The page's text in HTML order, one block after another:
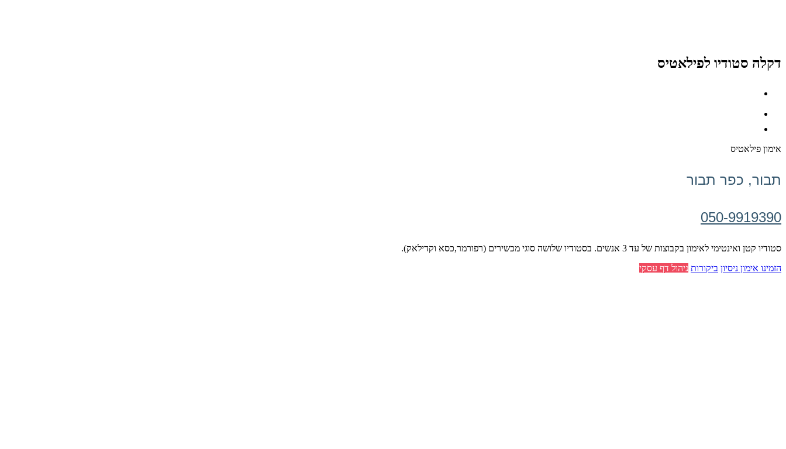
דקלה סטודיו לפילאטיס
אימון פילאטיס
תבור, כפר תבור
050-9919390
סטודיו קטן ואינטימי לאימון בקבוצות של עד 3 אנשים. בסטודיו שלושה סוגי מכשירים (רפורמר,כסא וקדילאק).
הזמינו אימון ניסיון ביקורות ניהול דף עסקי